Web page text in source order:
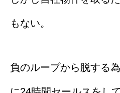
もない。
負のループから脱する